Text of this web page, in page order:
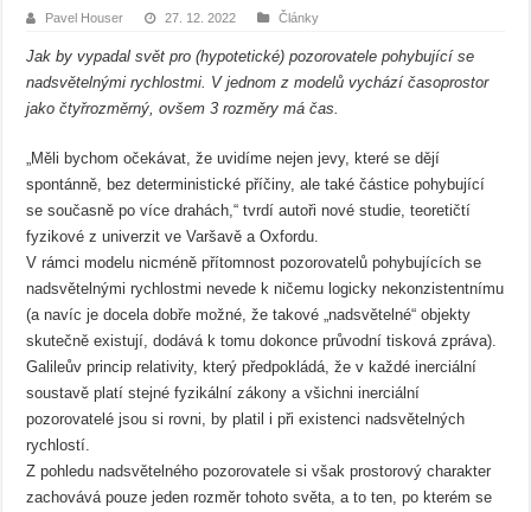
Pavel Houser 27. 12. 2022 Články
Jak by vypadal svět pro (hypotetické) pozorovatele pohybující se
nadsvětelnými rychlostmi. V jednom z modelů vychází časoprostor
jako čtyřrozměrný, ovšem 3 rozměry má čas.
„Měli bychom očekávat, že uvidíme nejen jevy, které se dějí
spontánně, bez deterministické příčiny, ale také částice pohybující
se současně po více drahách,“ tvrdí autoři nové studie, teoretičtí
fyzikové z univerzit ve Varšavě a Oxfordu.
V rámci modelu nicméně přítomnost pozorovatelů pohybujících se
nadsvětelnými rychlostmi nevede k ničemu logicky nekonzistentnímu
(a navíc je docela dobře možné, že takové „nadsvětelné“ objekty
skutečně existují, dodává k tomu dokonce průvodní tisková zpráva).
Galileův princip relativity, který předpokládá, že v každé inerciální
soustavě platí stejné fyzikální zákony a všichni inerciální
pozorovatelé jsou si rovni, by platil i při existenci nadsvětelných
rychlostí.
Z pohledu nadsvětelného pozorovatele si však prostorový charakter
zachovává pouze jeden rozměr tohoto světa, a to ten, po kterém se